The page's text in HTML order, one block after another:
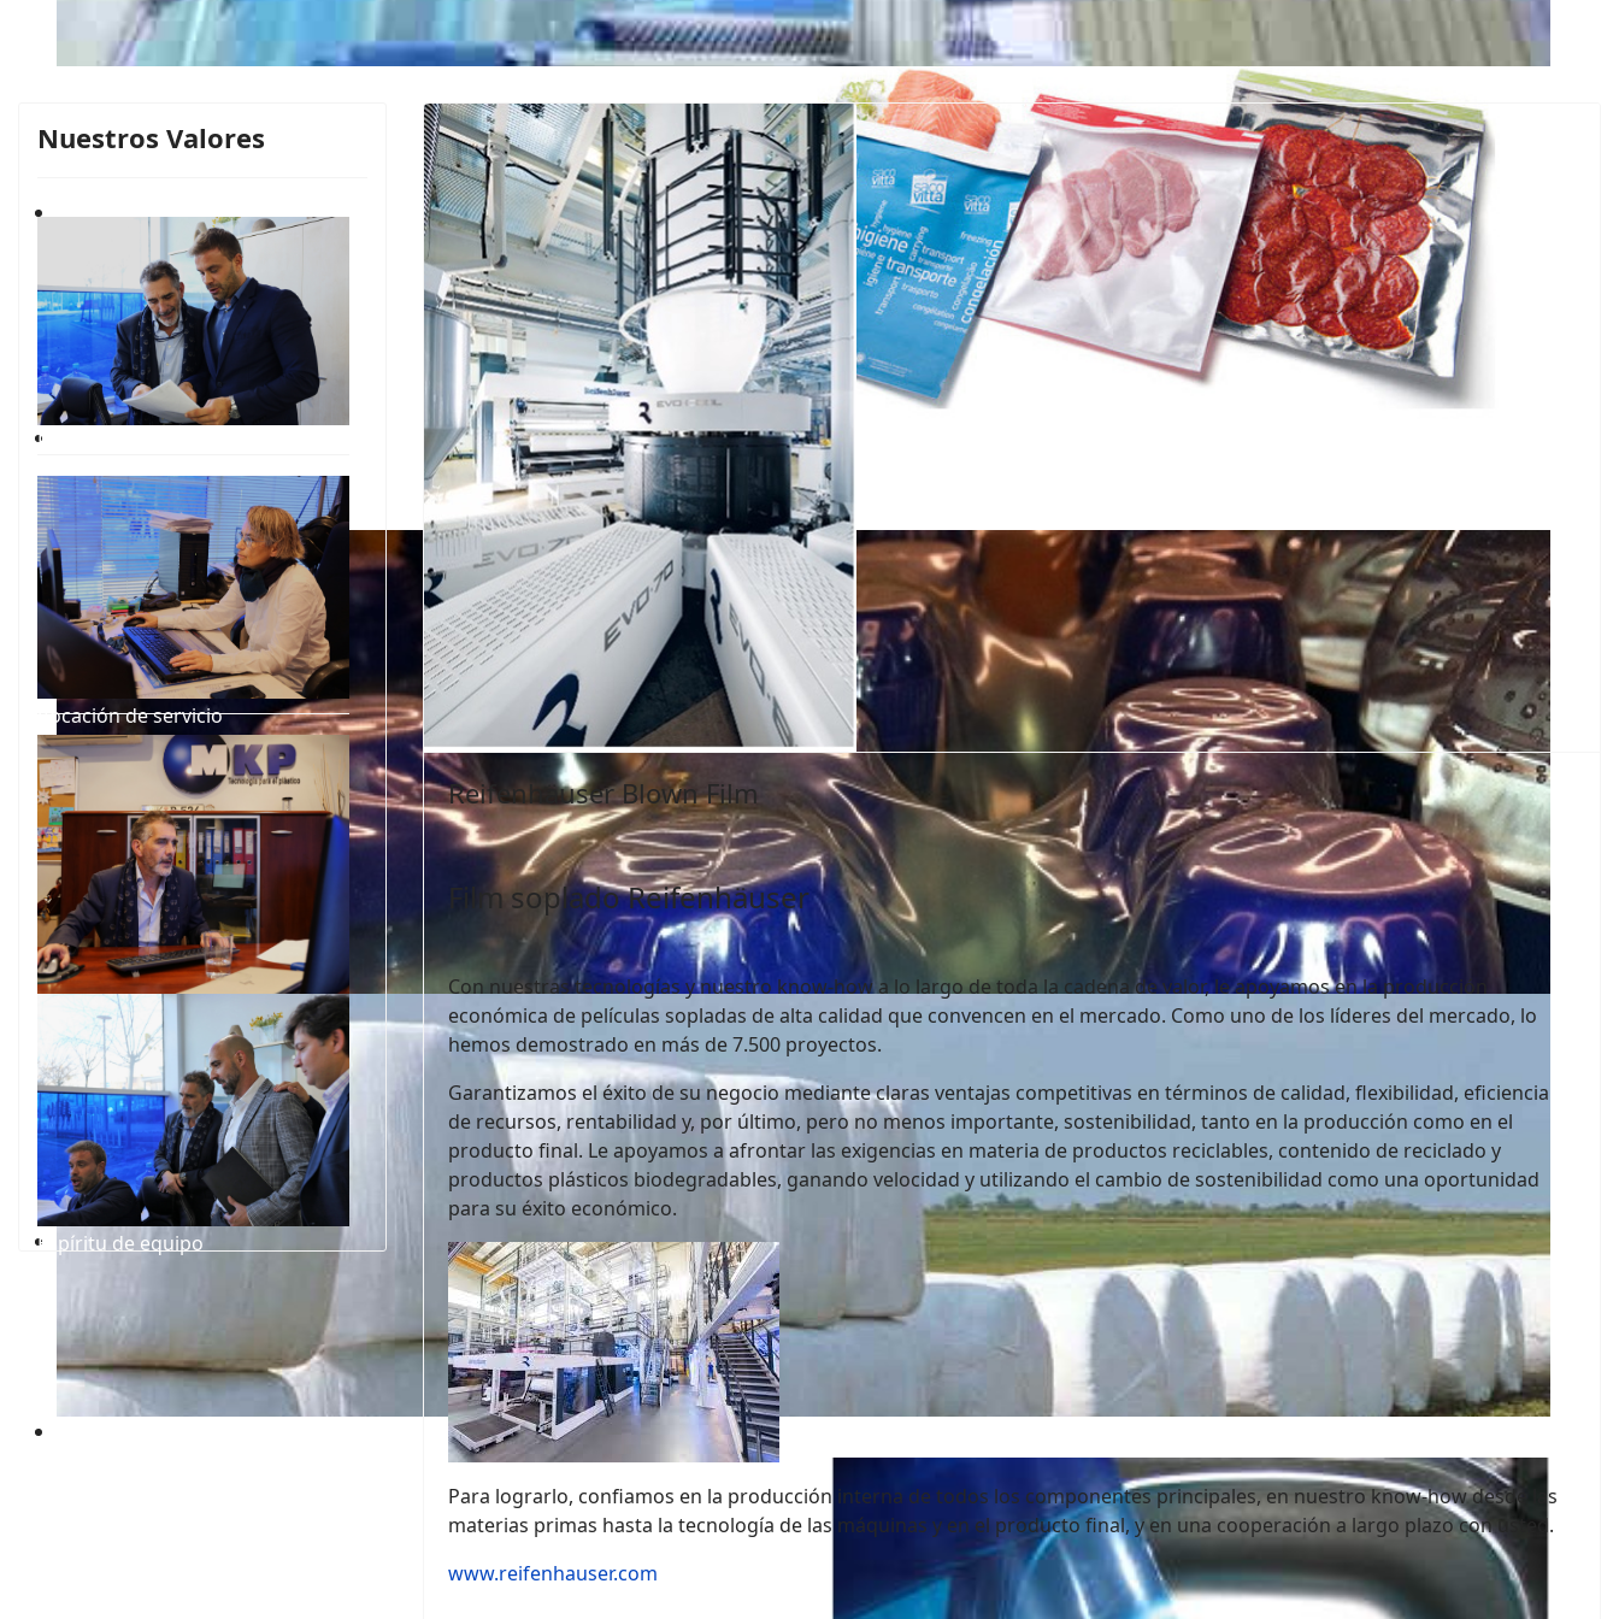
Reifenhäuser Blown Film
Líneas Blow Film de 3 a 12 capas para embalajes industriales y agrícolas
Maquinaria para la fabricación de film multicapa de hasta 9 capas con efecto barrera para el sector de la alimentación, para la adecuada conservación de los
alimentos.
Film de efecto retráctil
Maquinaria para la fabricación de film de efecto retráctil con gran resistencia al rasgado para el envasado de packs de botellas, latas, briks y demás.
Maquinaria para la fabricación de film Agristretch para el ensilaje de balas de paja en el sector agrícola de alta productividad y grandes prestaciones.
Nuestros Valores
Eficacia
Vocación de servicio
Compromiso
Espíritu de equipo
Reifenhäuser Blown Film
Film soplado Reifenhäuser
Con nuestras tecnologías y nuestro know-how a lo largo de toda la cadena de valor, le apoyamos en la producción
económica de películas sopladas de alta calidad que convencen en el mercado. Como uno de los líderes del mercado, lo
hemos demostrado en más de 7.500 proyectos.
Garantizamos el éxito de su negocio mediante claras ventajas competitivas en términos de calidad, flexibilidad, eficiencia
de recursos, rentabilidad y, por último, pero no menos importante, sostenibilidad, tanto en la producción como en el
producto final. Le apoyamos a afrontar las exigencias en materia de productos reciclables, contenido de reciclado y
productos plásticos biodegradables, ganando velocidad y utilizando el cambio de sostenibilidad como una oportunidad
para su éxito económico.
Para lograrlo, confiamos en la producción interna de todos los componentes principales, en nuestro know-how desde las
materias primas hasta la tecnología de las máquinas y en el producto final, y en una cooperación a largo plazo con usted.
www.reifenhauser.com